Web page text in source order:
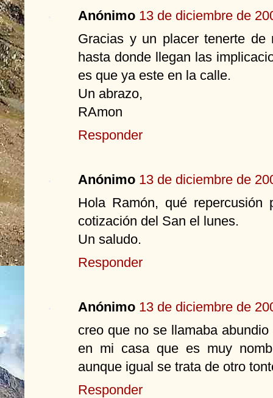
Anónimo 13 de diciembre de
Gracias y un placer tenerte de
hasta donde llegan las
es que ya este en la calle.
Un abrazo,
RAmon
Responder
Anónimo 13 de diciembre de
Hola Ramón, qué
cotización del San el lunes.
Un saludo.
Responder
Anónimo 13 de diciembre de
creo que no se llamaba
en mi casa que es muy
aunque igual se trata de otro
Responder